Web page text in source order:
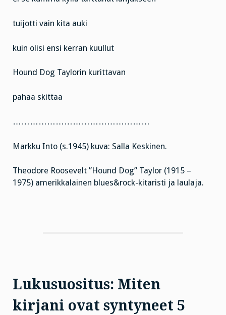
tuijotti vain kita auki
kuin olisi ensi kerran kuullut
Hound Dog Taylorin kurittavan
pahaa skittaa
…………………………………………
Markku Into (s.1945) kuva: Salla Keskinen.
Theodore Roosevelt ”Hound Dog” Taylor (1915 –
1975) amerikkalainen blues&rock-kitaristi ja laulaja.
Lukusuositus: Miten
kirjani ovat syntyneet 5